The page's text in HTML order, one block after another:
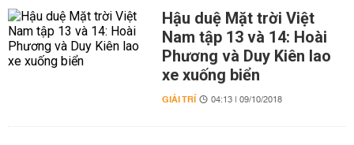
Hậu duệ Mặt trời Việt
Nam tập 13 và 14: Hoài
Phương và Duy Kiên lao
xe xuống biển
GIẢI TRÍ 04:13 | 09/10/2018